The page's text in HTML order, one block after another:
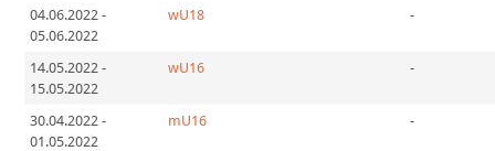
04.06.2022 -
05.06.2022
wU18 -
14.05.2022 -
15.05.2022
wU16 -
30.04.2022 -
01.05.2022
mU16 -